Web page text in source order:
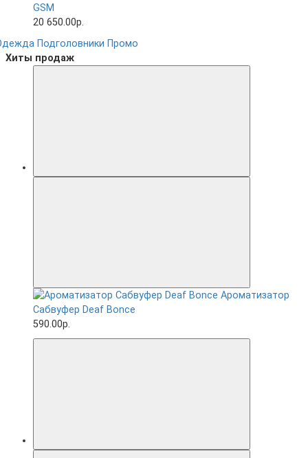
GSM
20 650.00р.
Подголовники Промо
Хиты продаж
Ароматизатор
Сабвуфер Deaf Bonce
590.00р.